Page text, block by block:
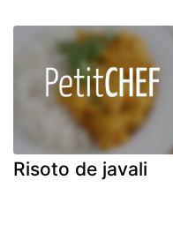
Risoto de javali